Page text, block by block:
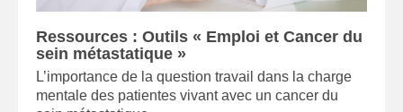
Ressources : Outils « Emploi et Cancer du
sein métastatique »
L’importance de la question travail dans la charge
mentale des patientes vivant avec un cancer du